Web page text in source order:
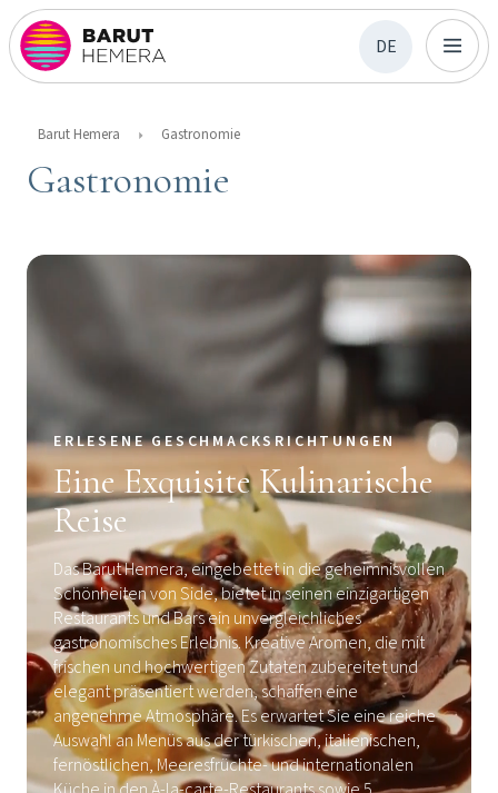
DE
Barut Hemera Gastronomie
Gastronomie
ERLESENE GESCHMACKSRICHTUNGEN
Eine Exquisite Kulinarische
Reise
Das Barut Hemera, eingebettet in die geheimnisvollen
Schönheiten von Side, bietet in seinen einzigartigen
Restaurants und Bars ein unvergleichliches
gastronomisches Erlebnis. Kreative Aromen, die mit
frischen und hochwertigen Zutaten zubereitet und
elegant präsentiert werden, schaffen eine
angenehme Atmosphäre. Es erwartet Sie eine reiche
Auswahl an Menüs aus der türkischen, italienischen,
fernöstlichen, Meeresfrüchte- und internationalen